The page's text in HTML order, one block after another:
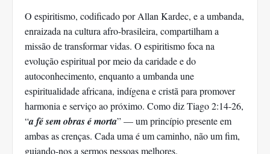
O espiritismo, codificado por Allan Kardec, e a umbanda,
enraizada na cultura afro-brasileira, compartilham a
missão de transformar vidas. O espiritismo foca na
evolução espiritual por meio da caridade e do
autoconhecimento, enquanto a umbanda une
espiritualidade africana, indígena e cristã para promover
harmonia e serviço ao próximo. Como diz Tiago 2:14-26,
“a fé sem obras é morta” — um princípio presente em
ambas as crenças. Cada uma é um caminho, não um fim,
guiando-nos a sermos pessoas melhores.